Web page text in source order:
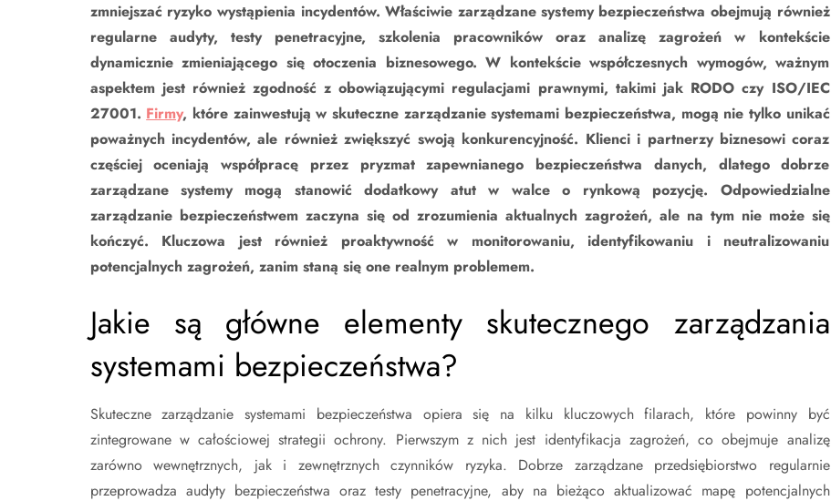
zmniejszać ryzyko wystąpienia incydentów. Właściwie zarządzane systemy bezpieczeństwa obejmują również
regularne audyty, testy penetracyjne, szkolenia pracowników oraz analizę zagrożeń w kontekście
dynamicznie zmieniającego się otoczenia biznesowego. W kontekście współczesnych wymogów, ważnym
aspektem jest również zgodność z obowiązującymi regulacjami prawnymi, takimi jak RODO czy ISO/IEC
27001. Firmy, które zainwestują w skuteczne zarządzanie systemami bezpieczeństwa, mogą nie tylko unikać
poważnych incydentów, ale również zwiększyć swoją konkurencyjność. Klienci i partnerzy biznesowi coraz
częściej oceniają współpracę przez pryzmat zapewnianego bezpieczeństwa danych, dlatego dobrze
zarządzane systemy mogą stanowić dodatkowy atut w walce o rynkową pozycję. Odpowiedzialne
zarządzanie bezpieczeństwem zaczyna się od zrozumienia aktualnych zagrożeń, ale na tym nie może się
kończyć. Kluczowa jest również proaktywność w monitorowaniu, identyfikowaniu i neutralizowaniu
potencjalnych zagrożeń, zanim staną się one realnym problemem.
Jakie są główne elementy skutecznego zarządzania
systemami bezpieczeństwa?
Skuteczne zarządzanie systemami bezpieczeństwa opiera się na kilku kluczowych filarach, które powinny być
zintegrowane w całościowej strategii ochrony. Pierwszym z nich jest identyfikacja zagrożeń, co obejmuje analizę
zarówno wewnętrznych, jak i zewnętrznych czynników ryzyka. Dobrze zarządzane przedsiębiorstwo regularnie
przeprowadza audyty bezpieczeństwa oraz testy penetracyjne, aby na bieżąco aktualizować mapę potencjalnych